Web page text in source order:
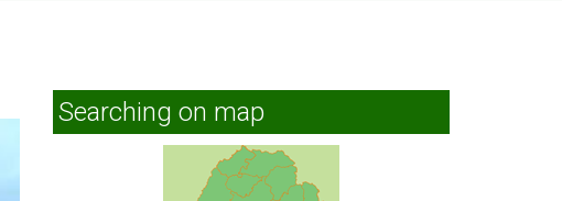
Searching on map